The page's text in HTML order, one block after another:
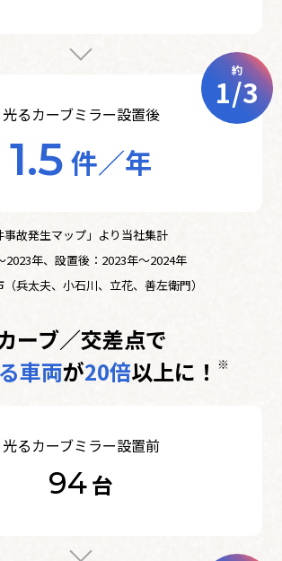
約
1/3
光るカーブミラー設置後
1.5 件／年
故発生マップ」より当社集計
年、設置後：2023年～2024年
兵太夫、小石川、立花、善左衛門）
ーブ／交差点で
車両が20倍以上に！ ※
光るカーブミラー設置前
94台